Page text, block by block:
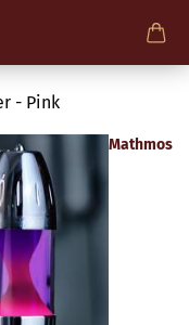
- Pink
Mathmos